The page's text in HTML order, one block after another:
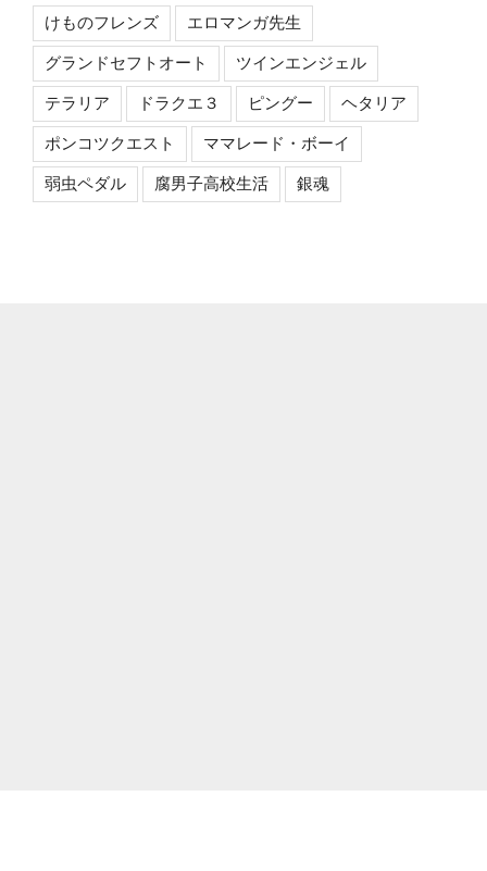
けものフレンズ エロマンガ先生
グランドセフトオート ツインエンジェル
テラリア ドラクエ３ ピングー ヘタリア
ポンコツクエスト ママレード・ボーイ
弱虫ペダル 腐男子高校生活 銀魂